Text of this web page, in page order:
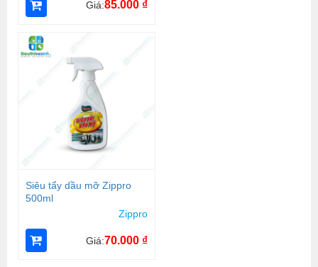
Giá:85.000 ₫
Siêu tẩy dầu mỡ Zippro
500ml
Zippro
Giá:70.000 ₫